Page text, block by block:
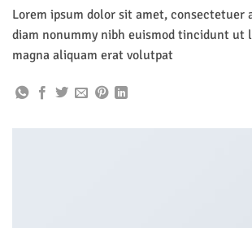
Lorem ipsum dolor sit amet, consectetuer
diam nonummy nibh euismod tincidunt ut
magna aliquam erat volutpat